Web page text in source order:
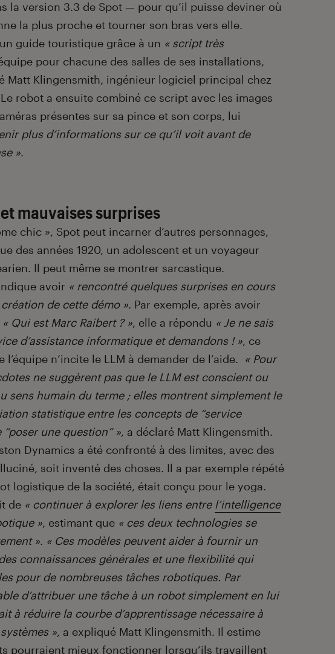
la version 3.3 de Spot — pour qu’il puisse deviner où
la plus proche et tourner son bras vers elle.
guide touristique grâce à un « script très
pour chacune des salles de ses installations,
Matt Klingensmith, ingénieur logiciel principal chez
robot a ensuite combiné ce script avec les images
présentes sur sa pince et son corps, lui
plus d’informations sur ce qu’il voit avant de
».
mauvaises surprises
chic », Spot peut incarner d’autres personnages,
des années 1920, un adolescent et un voyageur
Il peut même se montrer sarcastique.
avoir « rencontré quelques surprises en cours
de cette démo ». Par exemple, après avoir
« Qui est Marc Raibert ? », elle a répondu « Je ne sais
d’assistance informatique et demandons ! », ce
l’équipe n’incite le LLM à demander de l’aide. « Pour
ne suggèrent pas que le LLM est conscient ou
sens humain du terme ; elles montrent simplement le
statistique entre les concepts de “service
“poser une question” », a déclaré Matt Klingensmith.
Dynamics a été confronté à des limites, avec des
soit inventé des choses. Il a par exemple répété
logistique de la société, était conçu pour le yoga.
de « continuer à explorer les liens entre l’intelligence
», estimant que « ces deux technologies se
». « Ces modèles peuvent aider à fournir un
connaissances générales et une flexibilité qui
pour de nombreuses tâches robotiques. Par
d’attribuer une tâche à un robot simplement en lui
à réduire la courbe d’apprentissage nécessaire à
», a expliqué Matt Klingensmith. Il estime
pourraient mieux fonctionner lorsqu’ils travaillent